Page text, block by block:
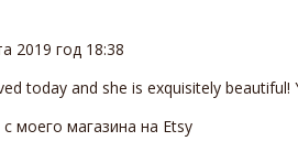
2019 год 18:38
today and she is exquisitely
моего магазина на Etsy